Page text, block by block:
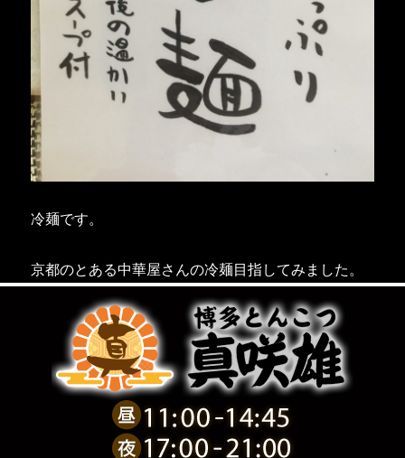
冷麺です。
京都のとある中華屋さんの冷麺目指してみました。